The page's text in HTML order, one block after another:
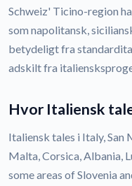
Schweiz' Ticino-region
som napolitansk,
betydeligt fra
adskilt fra
Hvor Italiensk
Italiensk tales i Italy, San
Malta, Corsica, Albania,
some areas of Slovenia